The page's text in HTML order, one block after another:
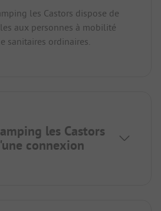
les Castors dispose de
aux personnes à mobilité
sanitaires ordinaires.
les Castors
connexion